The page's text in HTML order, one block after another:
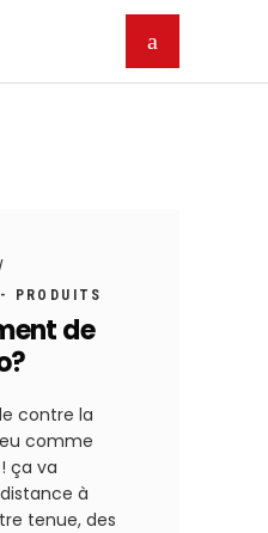
PRODUITS
de
contre la
comme
ça va
à
tenue, des